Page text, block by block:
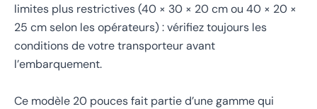
limites plus restrictives (40 × 30 × 20 cm ou 40 × 20 ×
25 cm selon les opérateurs) : vérifiez toujours les
conditions de votre transporteur avant
l’embarquement.
Ce modèle 20 pouces fait partie d’une gamme qui